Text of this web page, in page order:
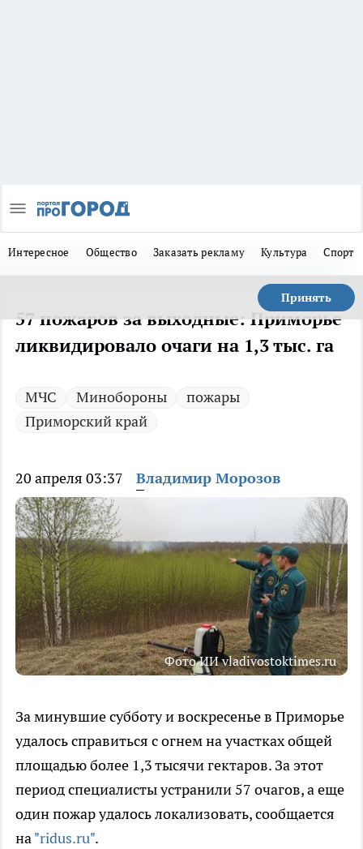
Интересное Общество Заказать рекламу Культура Спорт
Принять
57 пожаров за выходные: Приморье
ликвидировало очаги на 1,3 тыс. га
МЧС Минобороны
пожары
Приморский край
20 апреля 03:37 Владимир Морозов
Фото ИИ vladivostoktimes.ru
За минувшие субботу и воскресенье в Приморье
удалось справиться с огнем на участках общей
площадью более 1,3 тысячи гектаров. За этот
период специалисты устранили 57 очагов, а еще
один пожар удалось локализовать, сообщается
на"ridus.ru".